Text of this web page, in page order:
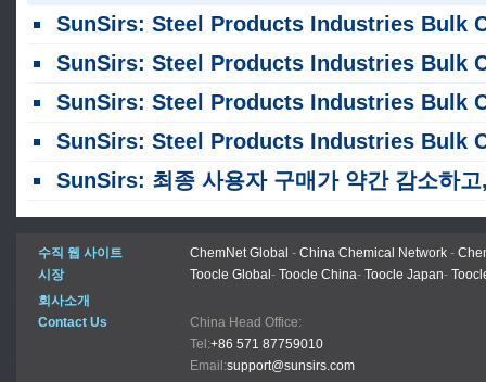
SunSirs: Steel Products Industries Bulk Commodity Intelligence (2026 년 8 월 5
SunSirs: Steel Products Industries Bulk Commodity Intelligence (2026 년 7 월 30
SunSirs: Steel Products Industries Bulk Commodity Intelligence (2026 년 7 월 29
SunSirs: Steel Products Industries Bulk Commodity Intelligence (2026 년 7 월 28
SunSirs: 최종 사용자 구매가 약간 감소하고, 아연금 강판 및 코일 가격이 하락했습니
수직 웹 사이트 ChemNet Global - China Chemical Network -
시장
Toocle Global- Toocle China- Toocle Japan-
회사소개
Contact Us
China Head Office:
Tel:+86 571 87759010
Email:support@sunsirs.com